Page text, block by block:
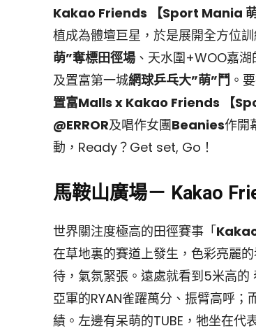
Kakao Friends 【Sport Mania 萌
植成為體壇巨星，於是展開全方位
萌”奪標田徑場 、天水圍+WOO嘉湖
及置富第一城網球乒乓大”萌”鬥 。
置富Malls x Kakao Friends 【
@ERROR及唱作女團Beanies作開
動，Ready？Get set, Go！
馬鞍山廣場－ Kakao
世界關注度極高的田徑賽事「
在草地裏的賽道上發生，色彩亮麗
待，氣氛緊張。遠處就看到5米高
亞軍的RYAN雀躍萬分、振臂高呼
績。左邊有呆萌的TUBE，牠坐在